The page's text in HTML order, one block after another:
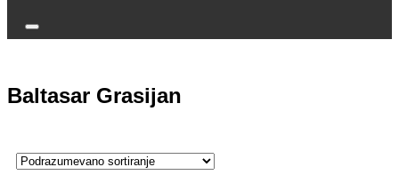
Baltasar Grasijan